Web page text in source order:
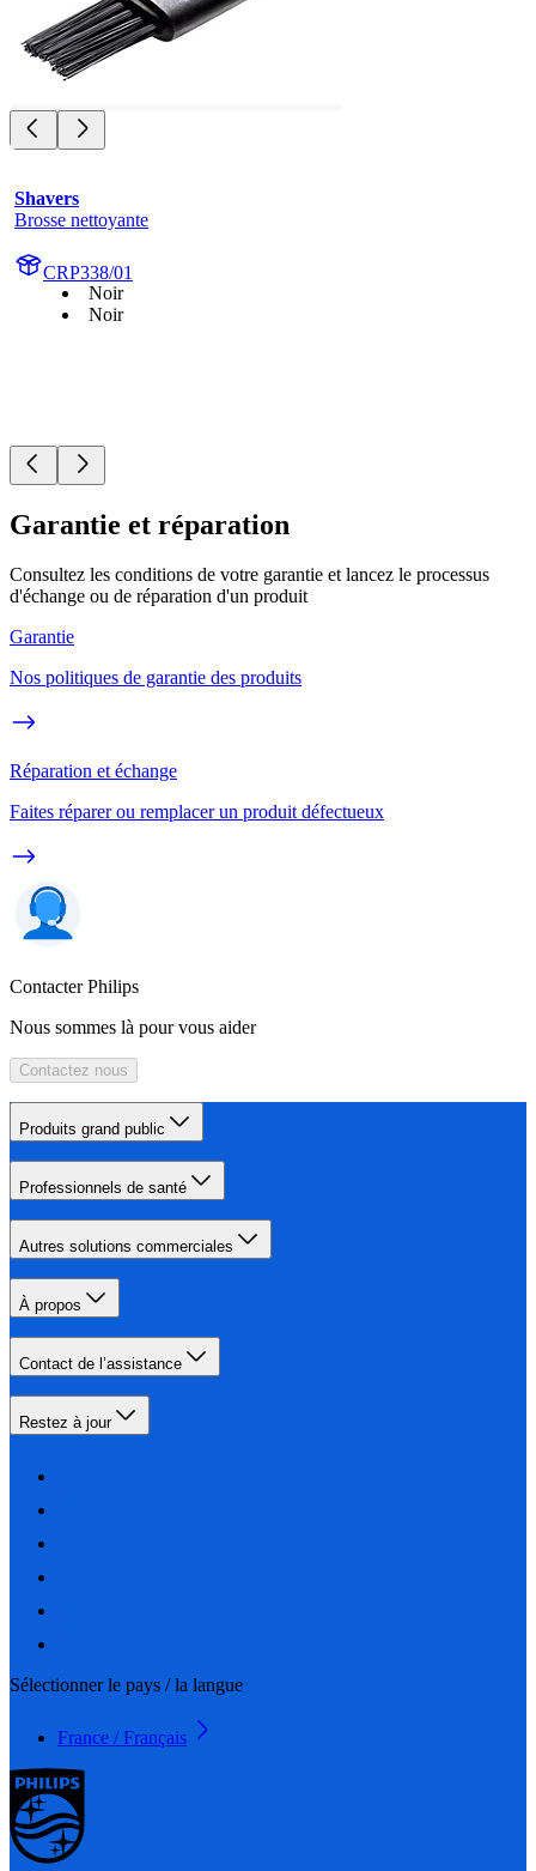
Shavers
Brosse nettoyante
CRP338/01
Noir
Noir
Garantie et réparation
Consultez les conditions de votre garantie et lancez le processus
d'échange ou de réparation d'un produit
Garantie
Nos politiques de garantie des produits
Réparation et échange
Faites réparer ou remplacer un produit défectueux
Contacter Philips
Nous sommes là pour vous aider
Contactez nous
Produits grand public
Professionnels de santé
Autres solutions commerciales
À propos
Contact de l’assistance
Restez à jour
Sélectionner le pays / la langue
France / Français